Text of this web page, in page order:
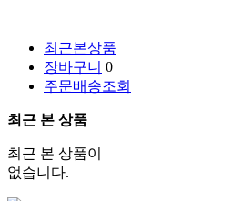
최근본상품
장바구니 0
주문배송조회
최근 본 상품
최근 본 상품이
없습니다.